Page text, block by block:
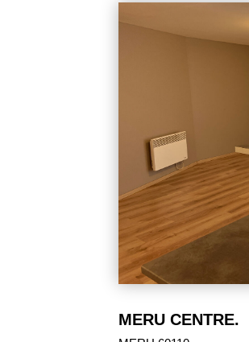
Appartement F2